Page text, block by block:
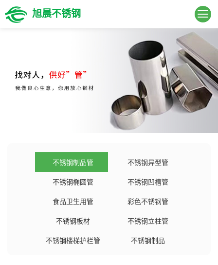
旭晨不锈钢
不锈钢制品管
不锈钢异型管
不锈钢椭圆管
不锈钢凹槽管
食品卫生用管
彩色不锈钢管
不锈钢板材
不锈钢立柱管
不锈钢楼梯护栏管
不锈钢制品